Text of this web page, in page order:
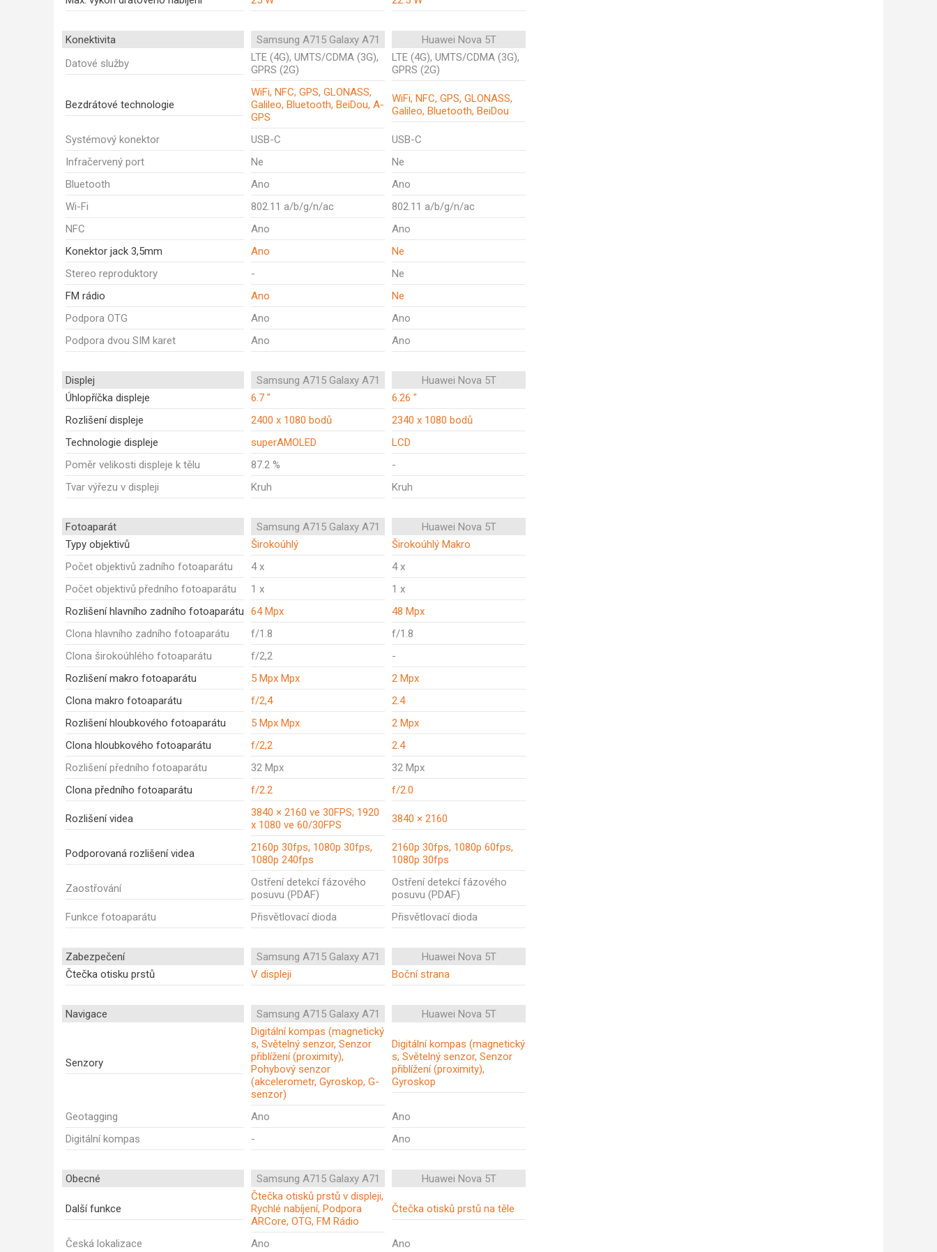
Konektivita Samsung A715 Galaxy A71
Huawei Nova 5T
Datové služby
LTE (4G), UMTS/CDMA (3G),
GPRS (2G)
LTE (4G), UMTS/CDMA (3G),
GPRS (2G)
Bezdrátové technologie
WiFi, NFC, GPS, GLONASS,
Galileo, Bluetooth, BeiDou, A-
GPS
WiFi, NFC, GPS, GLONASS,
Galileo, Bluetooth, BeiDou
Systémový konektor USB-C
USB-C
Infračervený port
Ne
Ne
Bluetooth
Ano
Ano
Wi-Fi
802.11 a/b/g/n/ac
802.11 a/b/g/n/ac
NFC
Ano
Ano
Konektor jack 3,5mm
Ano
Ne
Stereo reproduktory
-
Ne
FM rádio
Ano
Ne
Podpora OTG
Ano
Ano
Podpora dvou SIM karet
Ano Ano
Displej Samsung A715 Galaxy A71
Huawei Nova 5T
Úhlopříčka displeje
6.7 "
6.26 "
Rozlišení displeje
2400 x 1080 bodů
2340 x 1080 bodů
Technologie displeje
superAMOLED
LCD
Poměr velikosti displeje k tělu
87.2 %
-
Tvar výřezu v displeji
Kruh Kruh
Fotoaparát Samsung A715 Galaxy A71
Huawei Nova 5T
Typy objektivů
Širokoúhlý
Širokoúhlý Makro
Počet objektivů zadního fotoaparátu
4 x
4 x
Počet objektivů předního fotoaparátu
1 x
1 x
Rozlišení hlavního zadního fotoaparátu
64 Mpx
48 Mpx
Clona hlavního zadního fotoaparátu
f/1.8
f/1.8
Clona širokoúhlého fotoaparátu
f/2,2
-
Rozlišení makro fotoaparátu
5 Mpx Mpx
2 Mpx
Clona makro fotoaparátu
f/2,4
2.4
Rozlišení hloubkového fotoaparátu
5 Mpx Mpx
2 Mpx
Clona hloubkového fotoaparátu
f/2,2
2.4
Rozlišení předního fotoaparátu
32 Mpx
32 Mpx
Clona předního fotoaparátu
f/2.2 f/2.0
Rozlišení videa
3840 × 2160 ve 30FPS; 1920
x 1080 ve 60/30FPS
3840 × 2160
Podporovaná rozlišení videa
2160p 30fps, 1080p 30fps,
1080p 240fps
2160p 30fps, 1080p 60fps,
1080p 30fps
Zaostřování
Ostření detekcí fázového
posuvu (PDAF)
Ostření detekcí fázového
posuvu (PDAF)
Funkce fotoaparátu
Přisvětlovací dioda Přisvětlovací dioda
Zabezpečení Samsung A715 Galaxy A71
Huawei Nova 5T
Čtečka otisku prstů
V displeji Boční strana
Navigace Samsung A715 Galaxy A71 Huawei Nova 5T
Senzory
Digitální kompas (magnetický
s, Světelný senzor, Senzor
přiblížení (proximity),
Pohybový senzor
(akcelerometr, Gyroskop, G-
senzor)
Digitální kompas (magnetický
s, Světelný senzor, Senzor
přiblížení (proximity),
Gyroskop
Geotagging Ano
Ano
Digitální kompas
- Ano
Obecné Samsung A715 Galaxy A71 Huawei Nova 5T
Další funkce
Čtečka otisků prstů v displeji,
Rychlé nabíjení, Podpora
ARCore, OTG, FM Rádio
Čtečka otisků prstů na těle
Česká lokalizace Ano Ano